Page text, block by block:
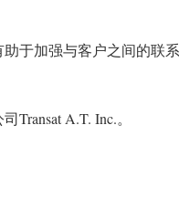
于加强与客户之间的联
Transat A.T. Inc.。